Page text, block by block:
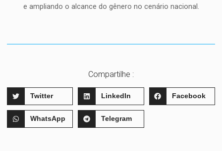
e ampliando o alcance do gênero no cenário nacional.
Compartilhe :
Twitter LinkedIn Facebook
WhatsApp Telegram